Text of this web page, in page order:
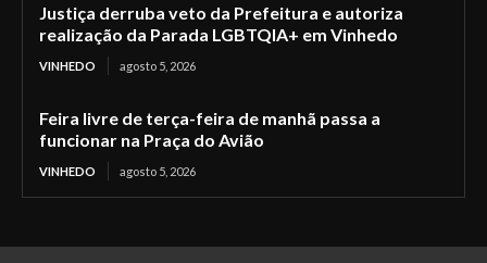
Justiça derruba veto da Prefeitura e autoriza
realização da Parada LGBTQIA+ em Vinhedo
VINHEDO agosto 5, 2026
Feira livre de terça-feira de manhã passa a
funcionar na Praça do Avião
VINHEDO agosto 5, 2026